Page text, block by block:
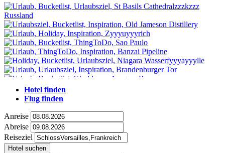
Hotel finden
Flug finden
Anreise
Abreise
Reiseziel
Hotel suchen